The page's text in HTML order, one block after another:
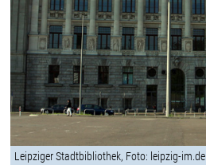
Leipziger Stadtbibliothek, Foto: leipzig-im.de